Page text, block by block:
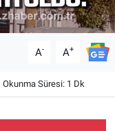
A- A+
Okunma Süresi: 1 Dk